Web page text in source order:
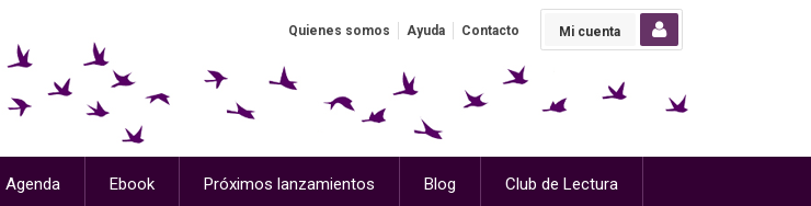
Mi cuenta
Quienes somos Ayuda Contacto
Agenda Ebook Próximos lanzamientos Blog Club de Lectura